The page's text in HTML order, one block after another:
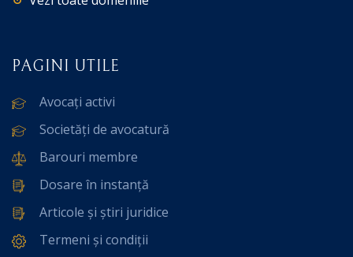
PAGINI UTILE
Avocați activi
Societăți de avocatură
Barouri membre
Dosare în instanță
Articole și știri juridice
Termeni și condiții